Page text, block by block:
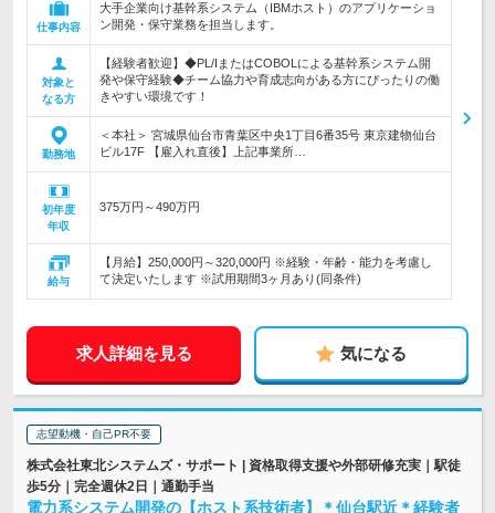
仕事内容
大手企業向け基幹系システム（IBMホスト）のアプリケーショ
ン開発・保守業務を担当します。
対象と
なる方
【経験者歓迎】◆PL/IまたはCOBOLによる基幹系システム開
発や保守経験◆チーム協力や育成志向がある方にぴったりの働
きやすい環境です！
勤務地
＜本社＞ 宮城県仙台市青葉区中央1丁目6番35号 東京建物仙台
ビル17F 【雇入れ直後】上記事業所…
初年度
年収
375万円～490万円
給与
【月給】250,000円～320,000円 ※経験・年齢・能力を考慮し
て決定いたします ※試用期間3ヶ月あり(同条件)
求人詳細を見る 気になる
志望動機・自己PR不要
株式会社東北システムズ・サポート | 資格取得支援や外部研修充実｜駅徒
歩5分｜完全週休2日｜通勤手当
電力系システム開発の【ホスト系技術者】＊仙台駅近＊経験者